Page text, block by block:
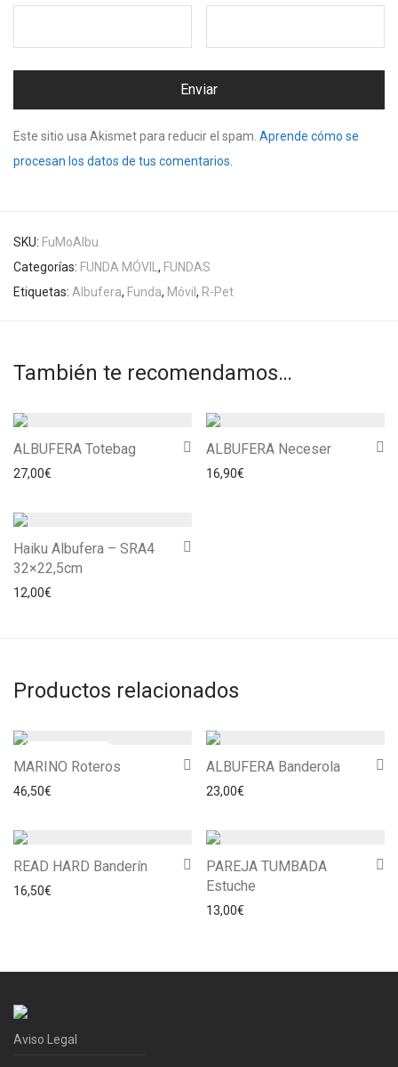
Este sitio usa Akismet para reducir el spam. Aprende cómo se
procesan los datos de tus comentarios.
SKU: FuMoAlbu
Categorías: FUNDA MÓVIL , FUNDAS
Etiquetas: Albufera, Funda, Móvil , R-Pet
También te recomendamos…
ALBUFERA Totebag
27,00€
ALBUFERA Neceser
16,90€
Haiku Albufera – SRA4
32×22,5cm
12,00€
Productos relacionados
MARINO Roteros
46,50€
ALBUFERA Banderola
23,00€
READ HARD Banderín
16,50€
PAREJA TUMBADA
Estuche
13,00€
Aviso Legal